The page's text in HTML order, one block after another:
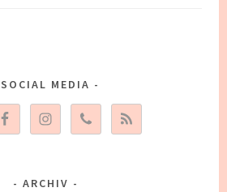
SOCIAL MEDIA
ARCHIV